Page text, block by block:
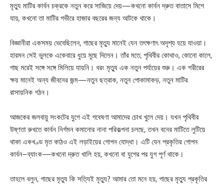
মৃত্যু মাটির কার্বন চক্রকে নতুন করে সাজিয়ে দেয়—কখনো কার্বন দ্রুত বাতাসে মিশে
যায়, কখনো তা মাটির গভীরে হাজার বছরের জন্য আটকে থাকে।
বিজ্ঞানীরা একসময় ভেবেছিলেন, গাছের মৃত্যু মানেই যেন তৎক্ষণাৎ অদৃশ্য হয়ে যাওয়া।
হারমন সেই ভুলকে একেবারে ধুয়ে মুছে দিলেন। তাঁর মতে, পৃথিবীর কোথাও, কোনো কালে,
গাছ মরেই সঙ্গে সঙ্গে মিলিয়ে যায়নি। বরং মৃত্যু এক নতুন পর্যায়ের শুরু। এক শরীরের
ক্ষয় মানেই অন্য জীবনের জন্ম—নতুন ছত্রাক, নতুন পোকামাকড়, নতুন মাটির
রাসায়নিক গঠন।
আজকের জলবায়ু সংকটের যুগে এই গবেষণা আমাদের চোখ খুলে দেয়। যখন পৃথিবীর
উষ্ণতা রুখতে কার্বন নির্গমন কমানোর নানা পরিকল্পনা চলছে, তখন বনের মাটিতে লুটিয়ে
থাকা একখণ্ড মৃত কাঠও এই লড়াইয়ের গোপন যোদ্ধা। এটি যেন প্রকৃতির গোপন
কার্বন–ব্যাংক—কখনো দ্রুত খালি হয়, কখনো বা যুগের পর যুগ পূর্ণ থাকে।
তাহলে বলুন, গাছের মৃত্যু কি সত্যিই মৃত্যু? আমার তো মনে হয়, গাছের মৃত্যু প্রকৃতির